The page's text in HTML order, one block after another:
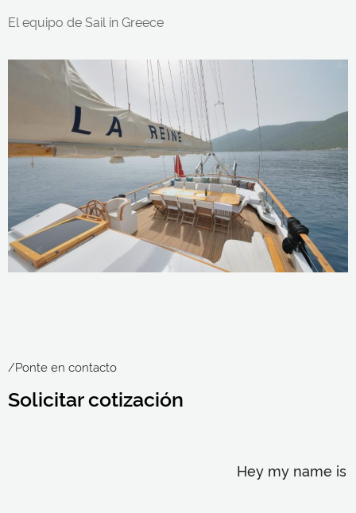
El equipo de Sail in Greece
/Ponte en contacto
Solicitar cotización
Hey my name is